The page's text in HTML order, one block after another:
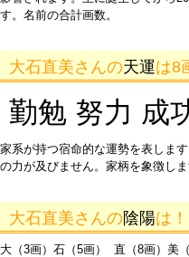
す。名前の合計画数。
大石直美さんの天運は8
勤勉 努力 成
家系が持つ宿命的な運勢を表しま
の力が及びません。家柄を象徴しま
大石直美さんの陰陽は！
大（3画）石（5画） 直（8画）美（